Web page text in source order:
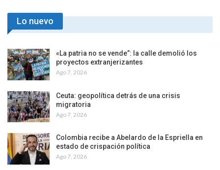
Lo nuevo
«La patria no se vende”: la calle demolió los
proyectos extranjerizantes
Ago 7, 2026
Ceuta: geopolítica detrás de una crisis
migratoria
Ago 7, 2026
Colombia recibe a Abelardo de la Espriella en
estado de crispación política
Ago 7, 2026